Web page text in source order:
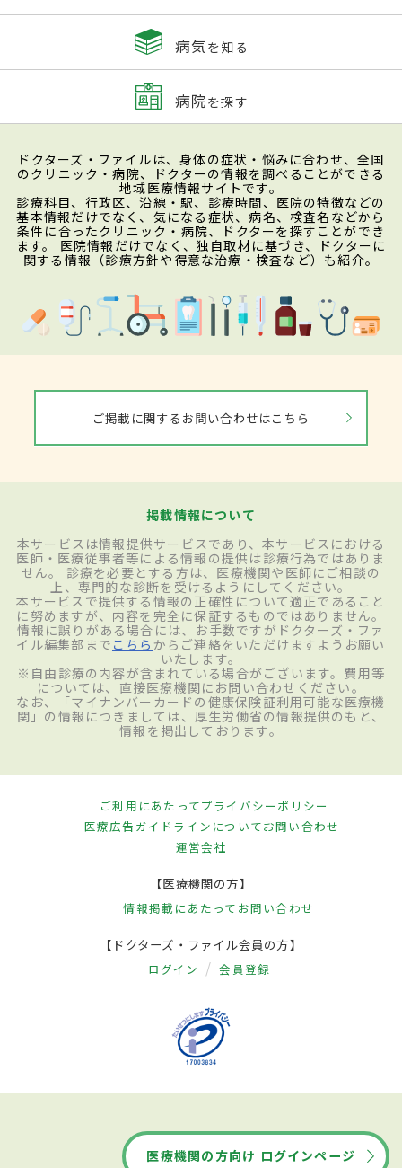
炎ではないことを確かめることで診断でき
る。大腸憩室そのものの存在を調べるには
内視鏡検査や造影検査（いわゆるバリウム
検査）を行う。もともと大腸憩室があるこ
血を起こしていて、なおかつその量が多いと
きは、出血している場所を特定するために
内視鏡検査を行うこともある。ただし、炎
症が強い時に行うと腸管に穴が開いてし
症が治まるのを待ってから実施する。
炎症の程度が比較的軽ければ、ほとんどの
場合、安静と抗菌薬の使用、絶食などの食
による治療効果が見られない場合や、重症
化して腸管に穴があいているケースなどは、
外科的な治療が必要。具体的な方法は、腸
管の破れている部分を手術で取り除き、周
囲の正常な部分とつなぎ合わせる。ただ
し、炎症がひどい場合など状態によってはす
ぐにつなぎ合わせられないこともあり、そ
うしたケースでは一時的に人工肛門をつく
り、症状が落ち着いてから再度、腸管をつ
がたまっている場合は皮膚からチューブを入
れて膿を取り出すほか、出血に対しては、
内視鏡やカテーテルを使って止血を試み
る。さらに大腸憩室と他の臓器が穴でつな
がっていて、膀胱や子宮といった周囲にある
他の臓器にも影響が及んでいる場合は、そ
の治療も行われる。
こともあるが、食物繊維が少なく動物性の
病気を知る
病院を探す
ドクターズ・ファイルは、身体の症状・悩みに合わせ、全国
のクリニック・病院、ドクターの情報を調べることができる
地域医療情報サイトです。
診療科目、行政区、沿線・駅、診療時間、医院の特徴などの
基本情報だけでなく、気になる症状、病名、検査名などから
条件に合ったクリニック・病院、ドクターを探すことができ
ます。 医院情報だけでなく、独自取材に基づき、ドクターに
関する情報（診療方針や得意な治療・検査など）も紹介。
ご掲載に関するお問い合わせはこちら
掲載情報について
本サービスは情報提供サービスであり、本サービスにおける
医師・医療従事者等による情報の提供は診療行為ではありま
せん。 診療を必要とする方は、医療機関や医師にご相談の
上、専門的な診断を受けるようにしてください。
本サービスで提供する情報の正確性について適正であること
に努めますが、内容を完全に保証するものではありません。
情報に誤りがある場合には、お手数ですがドクターズ・ファ
イル編集部まで こちら からご連絡をいただけますようお願い
いたします。
※自由診療の内容が含まれている場合がございます。費用等
については、直接医療機関にお問い合わせください。
なお、「マイナンバーカードの健康保険証利用可能な医療機
関」の情報につきましては、厚生労働省の情報提供のもと、
情報を掲出しております。
ご利用にあたってプライバシーポリシー
医療広告ガイドラインについてお問い合わせ
運営会社
【医療機関の方】
情報掲載にあたって お問い合わせ
【ドクターズ・ファイル会員の方】
ログイン 会員登録
医療機関の方向け ログインページ